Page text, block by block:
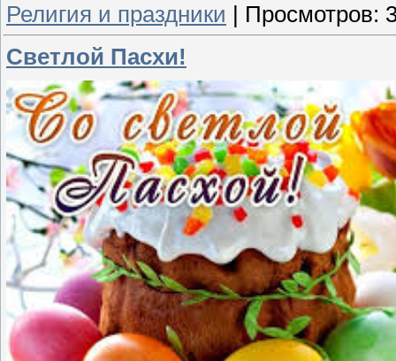
Религия и праздники Просмотров:
Светлой Пасхи!